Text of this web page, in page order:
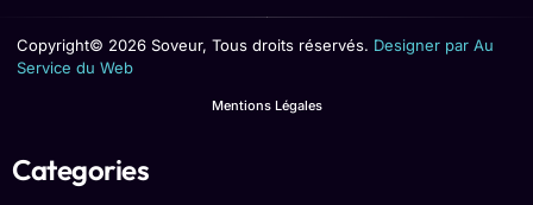
Copyright© 2026 Soveur, Tous droits réservés. Designer par Au
Service du Web
Mentions Légales
Categories